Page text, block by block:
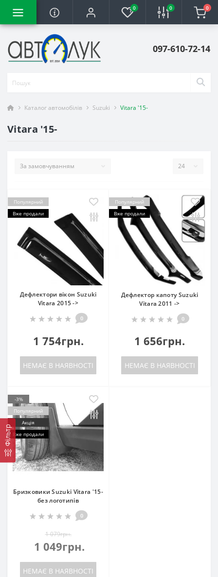
0 0 0
097-610-72-14
Каталог автомобілів Suzuki Vitara '15-
Vitara '15-
Фільтр
Популярний
Вже продали
Дефлектори вікон Suzuki
Vitara 2015 ->
0
1 754грн.
НЕМАЄ В НАЯВНОСТІ
Популярний
Вже продали
Дефлектор капоту Suzuki
Vitara 2011 ->
0
1 656грн.
НЕМАЄ В НАЯВНОСТІ
-3%
Популярний
Акція
Вже продали
Бризковики Suzuki Vitara '15-
без логотипів
0
1 079грн.
1 049грн.
НЕМАЄ В НАЯВНОСТІ